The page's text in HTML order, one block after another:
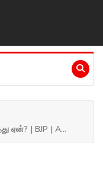
ஏன்? | BJP | A...